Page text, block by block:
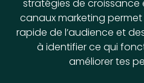
stratégies de
canaux marketing permet
rapide de l’audience et
à identifierce qui
améliorer tes